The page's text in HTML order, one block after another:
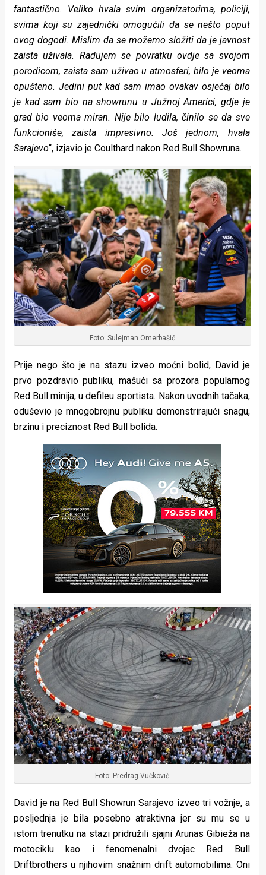
fantastično. Veliko hvala svim organizatorima, policiji,
svima koji su zajednički omogućili da se nešto poput
ovog dogodi. Mislim da se možemo složiti da je javnost
zaista uživala. Radujem se povratku ovdje sa svojom
porodicom, zaista sam uživao u atmosferi, bilo je veoma
opušteno. Jedini put kad sam imao ovakav osjećaj bilo
je kad sam bio na showrunu u Južnoj Americi, gdje je
grad bio veoma miran. Nije bilo ludila, činilo se da sve
funkcioniše, zaista impresivno.Još jednom, hvala
Sarajevo“, izjavio je Coulthard nakon Red Bull Showruna.
Foto: Sulejman Omerbašić
Prije nego što je na stazu izveo moćni bolid, David je
prvo pozdravio publiku, mašući sa prozora popularnog
Red Bull minija, u defileu sportista. Nakon uvodnih tačaka,
oduševio je mnogobrojnu publiku demonstrirajući snagu,
brzinu i preciznost Red Bull bolida.
Foto: Predrag Vučković
David je na Red Bull Showrun Sarajevo izveo tri vožnje, a
posljednja je bila posebno atraktivna jer su mu se u
istom trenutku na stazi pridružili sjajni Arunas Gibieža na
motociklu kao i fenomenalni dvojac Red Bull
Driftbrothers u njihovim snažnim drift automobilima. Oni